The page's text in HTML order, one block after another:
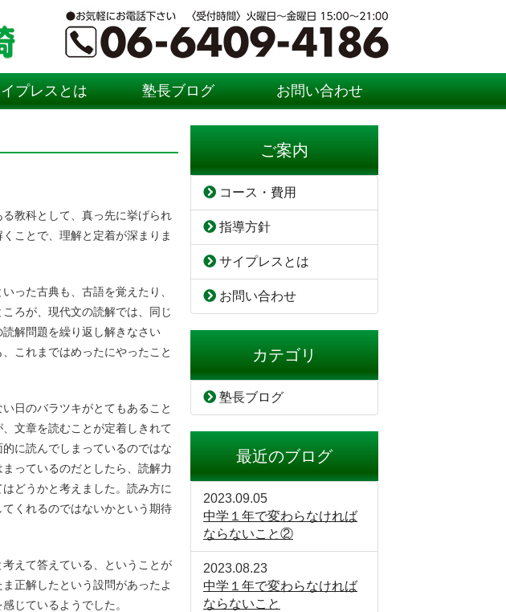
プレスとは 塾長ブログ お問い合わせ
教科として、真っ先に挙げられ
ことで、理解と定着が深まりま
った古典も、古語を覚えたり、
ろが、現代文の読解では、同じ
解問題を繰り返し解きなさい
これまではめったにやったこと
日のバラツキがとてもあること
文章を読むことが定着しきれて
に読んでしまっているのではな
っているのだとしたら、読解力
どうかと考えました。読み方に
くれるのではないかという期待
えて答えている、ということが
正解したという設問があったよ
じているようでした。
ご案内
コース・費用
指導方針
サイプレスとは
お問い合わせ
カテゴリ
塾長ブログ
最近のブログ
2023.09.05
中学１年で変わらなければ
ならないこと②
2023.08.23
中学１年で変わらなければ
ならないこと